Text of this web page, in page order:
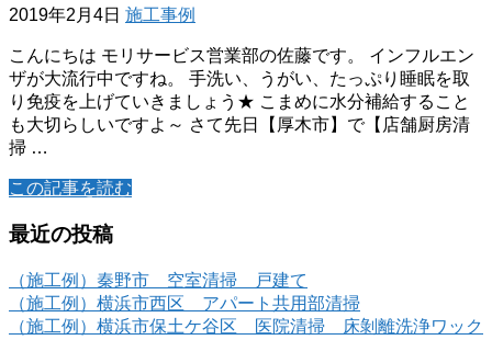
2019年2月4日 施工事例
こんにちは モリサービス営業部の佐藤です。 インフルエン
ザが大流行中ですね。 手洗い、うがい、たっぷり睡眠を取
り免疫を上げていきましょう★ こまめに水分補給すること
も大切らしいですよ～ さて先日【厚木市】で【店舗厨房清
掃 …
この記事を読む
最近の投稿
（施工例）秦野市 空室清掃 戸建て
（施工例）横浜市西区 アパート共用部清掃
（施工例）横浜市保土ケ谷区 医院清掃 床剝離洗浄ワック